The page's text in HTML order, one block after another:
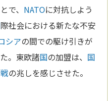
で、 NATOに対抗しよう
際社会における新たな不安
シアの間での駆け引きが
。東欧諸国の加盟は、 国
の兆しを感じさせた。